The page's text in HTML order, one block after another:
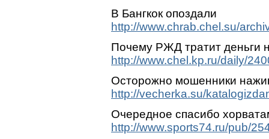
В Бангкок опоздали
http://www.chrab.chel.su/
Почему РЖД тратит деньги
http://www.chel.kp.ru/daily/
Осторожно мошенники
http://vecherka.su/
Очередное спасибо
http://www.sports74.ru/pub/